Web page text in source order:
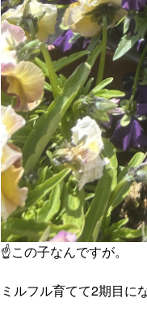
☝️この子なんですが。
ミルフル育てて2期目に